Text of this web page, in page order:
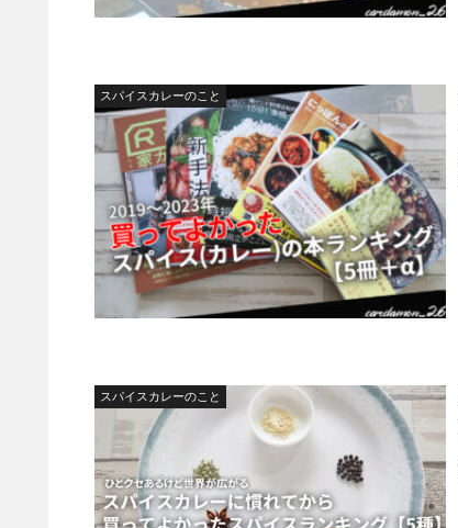
スパイスカレーのこと
スパイスカレーのこと